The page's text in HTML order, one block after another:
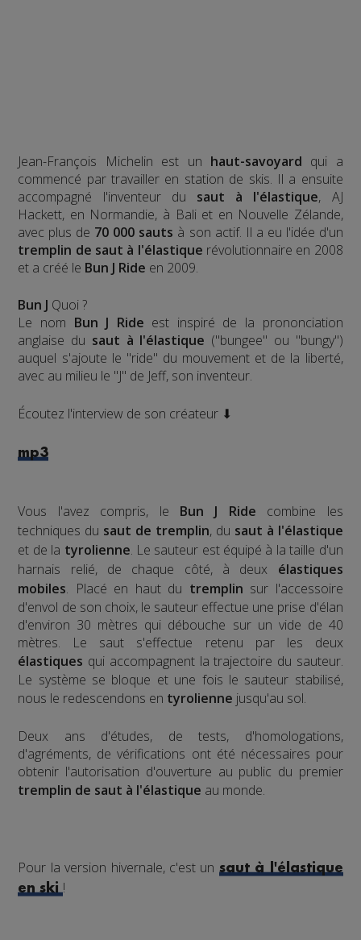
Jean-François Michelin est un haut-savoyard qui a
commencé par travailler en station de skis. Il a ensuite
accompagné l'inventeur du saut à l'élastique, AJ
Hackett, en Normandie, à Bali et en Nouvelle Zélande,
avec plus de 70 000 sauts à son actif. Il a eu l'idée d'un
tremplin de saut à l'élastique révolutionnaire en 2008
et a créé le Bun J Ride en 2009.
Bun J Quoi ?
Le nom Bun J Ride est inspiré de la prononciation
anglaise du saut à l'élastique ("bungee" ou "bungy")
auquel s'ajoute le "ride" du mouvement et de la liberté,
avec au milieu le "J" de Jeff, son inventeur.
Écoutez l'interview de son créateur ⬇
mp3
Vous l'avez compris, le Bun J Ride combine les
techniques du saut de tremplin, du saut à l'élastique
et de la tyrolienne. Le sauteur est équipé à la taille d'un
harnais relié, de chaque côté, à deux élastiques
mobiles. Placé en haut du tremplin sur l'accessoire
d'envol de son choix, le sauteur effectue une prise d'élan
d'environ 30 mètres qui débouche sur un vide de 40
mètres. Le saut s'effectue retenu par les deux
élastiques qui accompagnent la trajectoire du sauteur.
Le système se bloque et une fois le sauteur stabilisé,
nous le redescendons en tyrolienne jusqu'au sol.
​Deux ans d'études, de tests, d'homologations,
d'agréments, de vérifications ont été nécessaires pour
obtenir l'autorisation d'ouverture au public du premier
tremplin de saut à l'élastique au monde.
Pour la version hivernale, c'est un saut à l'élastique
en ski !